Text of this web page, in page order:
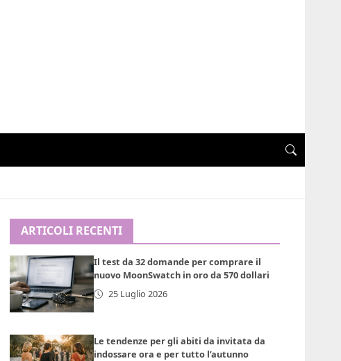
ARTICOLI RECENTI
Il test da 32 domande per comprare il
nuovo MoonSwatch in oro da 570 dollari
25 Luglio 2026
Le tendenze per gli abiti da invitata da
indossare ora e per tutto l’autunno